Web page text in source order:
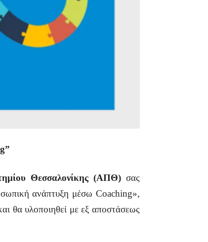
Θεσσαλονίκης (ΑΠΘ) σας
ανάπτυξη μέσω Coaching»,
θα υλοποιηθεί με εξ αποστάσεως